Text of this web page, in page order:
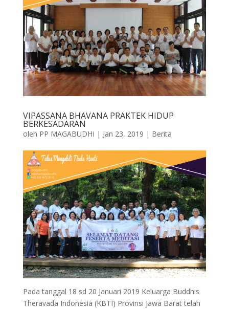
o
k
p
p
VIPASSANA BHAVANA PRAKTEK HIDUP
BERKESADARAN
oleh PP MAGABUDHI | Jan 23, 2019 | Berita
Pada tanggal 18 sd 20 Januari 2019 Keluarga Buddhis
Theravada Indonesia (KBTI) Provinsi Jawa Barat telah